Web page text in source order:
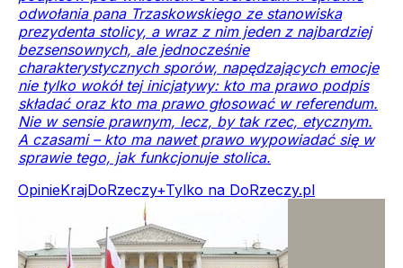
odwołania pana Trzaskowskiego ze stanowiska
prezydenta stolicy, a wraz z nim jeden z najbardziej
bezsensownych, ale jednocześnie
charakterystycznych sporów, napędzających emocje
nie tylko wokół tej inicjatywy: kto ma prawo podpis
składać oraz kto ma prawo głosować w referendum.
Nie w sensie prawnym, lecz, by tak rzec, etycznym.
A czasami – kto ma nawet prawo wypowiadać się w
sprawie tego, jak funkcjonuje stolica.
OpinieKrajDoRzeczy+Tylko na DoRzeczy.pl